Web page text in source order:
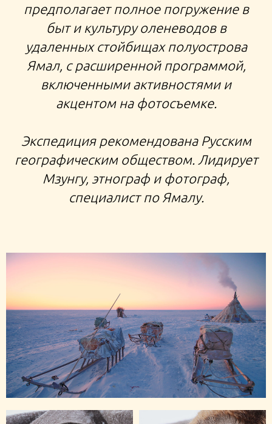
предполагает полное погружение в
быт и культуру оленеводов в
удаленных стойбищах полуострова
Ямал, с расширенной программой,
включенными активностями и
акцентом на фотосъемке.
Экспедиция рекомендована Русским
географическим обществом. Лидирует
Мзунгу, этнограф и фотограф,
специалист по Ямалу.